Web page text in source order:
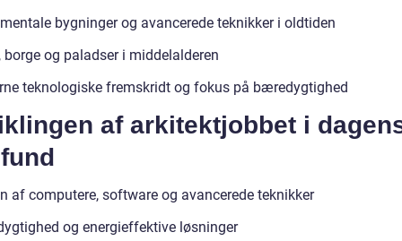
bygninger og avancerede teknikker i oldtiden
borge og paladser i middelalderen
teknologiske fremskridt og fokus på bæredygtighed
af arkitektjobbet i
af computere, software og avancerede teknikker
og energieffektive løsninger